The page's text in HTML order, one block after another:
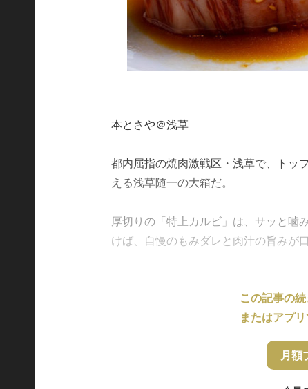
本とさや＠浅草
都内屈指の焼肉激戦区・浅草で、トッ
える浅草随一の大箱だ。
厚切りの「特上カルビ」は、サッと噛
けば、自慢のもみダレと肉汁の旨みが
この記事の
またはアプ
月額